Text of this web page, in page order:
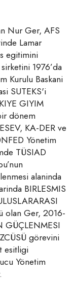
Nur Ger, AFS
Lamar
egitimini
1976’da
Kurulu Baskani
SUTEKS'i
GIYIM
dönem
KA-DER ve
Yönetim
TÜSIAD
alaninda
BIRLESMIS
olan Ger, 2016-
GÜÇLENMESI
görevini
esitligi
Yönetim